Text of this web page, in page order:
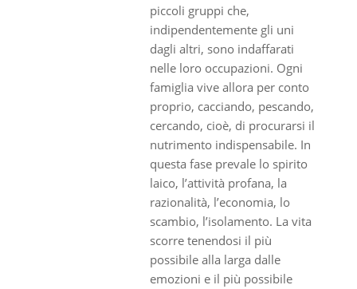
piccoli gruppi che,
indipendentemente gli uni
dagli altri, sono indaffarati
nelle loro occupazioni. Ogni
famiglia vive allora per conto
proprio, cacciando, pescando,
cercando, cioè, di procurarsi il
nutrimento indispensabile. In
questa fase prevale lo spirito
laico, l’attività profana, la
razionalità, l’economia, lo
scambio, l’isolamento. La vita
scorre tenendosi il più
possibile alla larga dalle
emozioni e il più possibile